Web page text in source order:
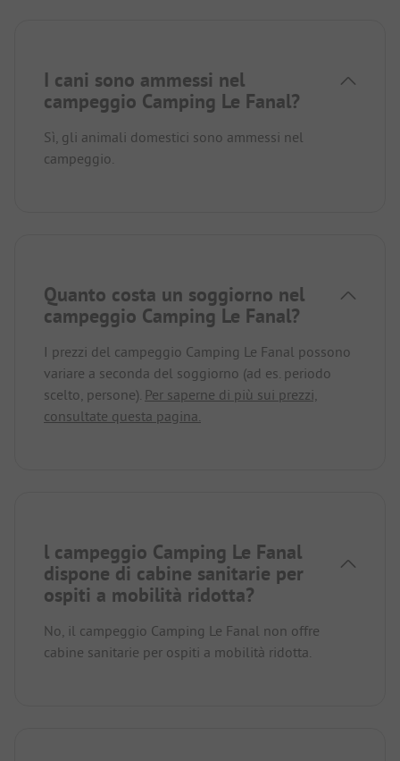
I cani sono ammessi nel
campeggio Camping Le Fanal?
Sì, gli animali domestici sono ammessi nel
campeggio.
Quanto costa un soggiorno nel
campeggio Camping Le Fanal?
I prezzi del campeggio Camping Le Fanal possono
variare a seconda del soggiorno (ad es. periodo
scelto, persone). Per saperne di più sui prezzi,
consultate questa pagina.
l campeggio Camping Le Fanal
dispone di cabine sanitarie per
ospiti a mobilità ridotta?
No, il campeggio Camping Le Fanal non offre
cabine sanitarie per ospiti a mobilità ridotta.